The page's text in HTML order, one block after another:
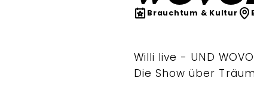
Brauchtum & Kultur
Willi live - UND
Die Show über